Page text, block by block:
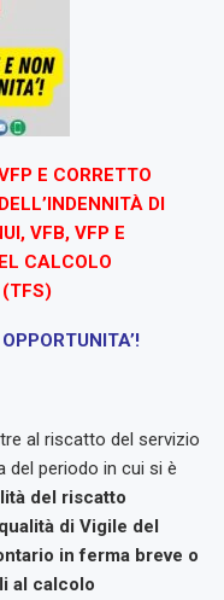
E CORRETTO
DI
VFB, VFP E
CALCOLO
(TFS)
al riscatto del servizio
del periodo in cui si è
del riscatto
di Vigile del
in ferma breve o
al calcolo